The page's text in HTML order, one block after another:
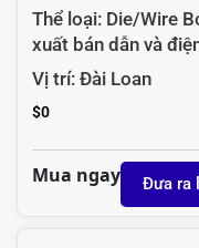
Thể loại: Die/Wire
xuất bán dẫn và
Vị trí: Đài Loan
$0
Mua ngay Đưa ra